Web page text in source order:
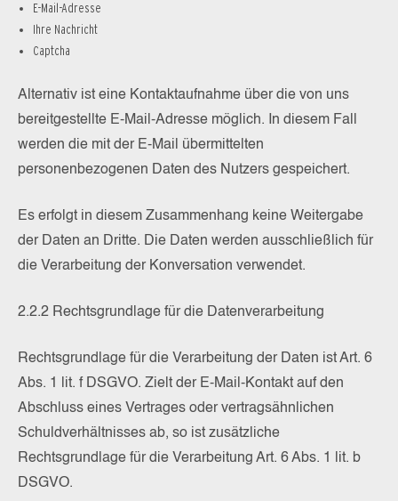
E-Mail-Adresse
Ihre Nachricht
Captcha
Alternativ ist eine Kontaktaufnahme über die von uns
bereitgestellte E-Mail-Adresse möglich. In diesem Fall
werden die mit der E-Mail übermittelten
personenbezogenen Daten des Nutzers gespeichert.
Es erfolgt in diesem Zusammenhang keine Weitergabe
der Daten an Dritte. Die Daten werden ausschließlich für
die Verarbeitung der Konversation verwendet.
2.2.2 Rechtsgrundlage für die Datenverarbeitung
Rechtsgrundlage für die Verarbeitung der Daten ist Art. 6
Abs. 1 lit. f DSGVO. Zielt der E-Mail-Kontakt auf den
Abschluss eines Vertrages oder vertragsähnlichen
Schuldverhältnisses ab, so ist zusätzliche
Rechtsgrundlage für die Verarbeitung Art. 6 Abs. 1 lit. b
DSGVO.